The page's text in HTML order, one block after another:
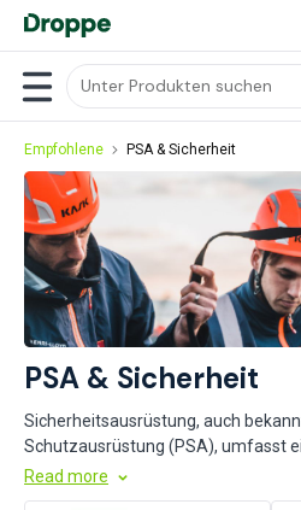
Empfohlene PSA & Sicherheit
PSA & Sicherheit
Sicherheitsausrüstung, auch
Schutzausrüstung (PSA), umfasst
die zum Schutz der Arbeitnehmer
Arbeitsplatz dienen.
Read more